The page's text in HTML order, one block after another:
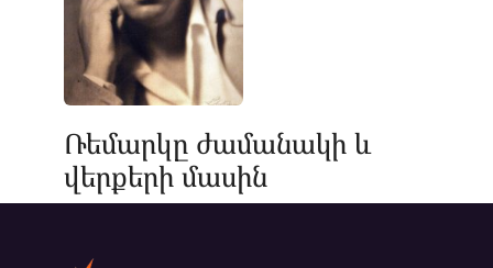
Ռեմարկը ժամանակի և
վերքերի մասին